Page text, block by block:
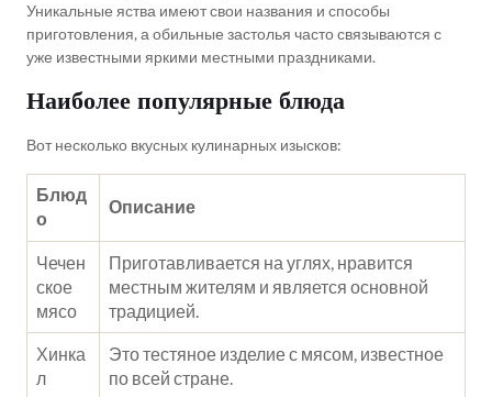
Уникальные яства имеют свои названия и способы
приготовления, а обильные застолья часто связываются с
уже известными яркими местными праздниками.
Наиболее популярные блюда
Вот несколько вкусных кулинарных изысков:
Блюд
о
Описание
Чечен
ское
мясо
Приготавливается на углях, нравится
местным жителям и является основной
традицией.
Хинка
л
Это тестяное изделие с мясом, известное
по всей стране.